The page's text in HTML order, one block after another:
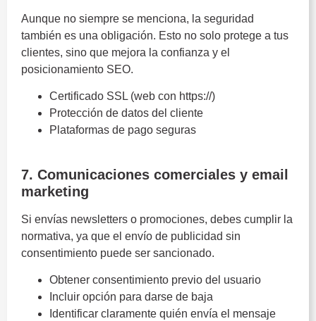
Aunque no siempre se menciona, la seguridad
también es una obligación. Esto no solo protege a tus
clientes, sino que mejora la confianza y el
posicionamiento SEO.
Certificado SSL (web con https://)
Protección de datos del cliente
Plataformas de pago seguras
7. Comunicaciones comerciales y email
marketing
Si envías newsletters o promociones, debes cumplir la
normativa, ya que el envío de publicidad sin
consentimiento puede ser sancionado.
Obtener consentimiento previo del usuario
Incluir opción para darse de baja
Identificar claramente quién envía el mensaje